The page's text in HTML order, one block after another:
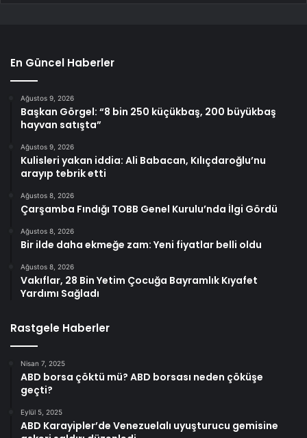
En Güncel Haberler
Ağustos 9, 2026
Başkan Görgel: “8 bin 250 küçükbaş, 200 büyükbaş
hayvan satışta”
Ağustos 9, 2026
Kulisleri yakan iddia: Ali Babacan, Kılıçdaroğlu’nu
arayıp tebrik etti
Ağustos 8, 2026
Çarşamba Fındığı TOBB Genel Kurulu’nda İlgi Gördü
Ağustos 8, 2026
Bir ilde daha ekmeğe zam: Yeni fiyatlar belli oldu
Ağustos 8, 2026
Vakıflar, 28 Bin Yetim Çocuğa Bayramlık Kıyafet
Yardımı Sağladı
Rastgele Haberler
Nisan 7, 2025
ABD borsa çöktü mü? ABD borsası neden çöküşe
geçti?
Eylül 5, 2025
ABD Karayipler’de Venezuelalı uyuşturucu gemisine